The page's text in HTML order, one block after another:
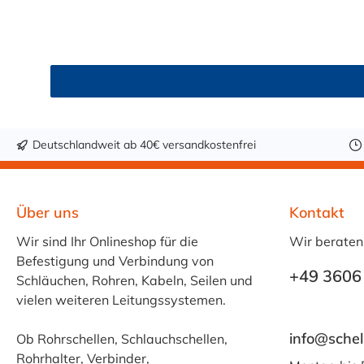
Fruchtsaft, Limonade, Mineralwasser, Süßmost
Getränken sollte +40 °C nicht überschritten
Deutschlandweit ab 40€ versandkostenfrei
Über uns
Wir sind Ihr Onlineshop für die
Befestigung und Verbindung von
Schläuchen, Rohren, Kabeln, Seilen und
vielen weiteren Leitungssystemen.
Ob Rohrschellen, Schlauchschellen,
Rohrhalter, Verbinder,
Kontakt
Wir beraten
+49